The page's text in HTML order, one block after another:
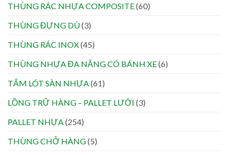
THÙNG RÁC NHỰA COMPOSITE(60)
THÙNG ĐỰNG DÙ(3)
THÙNG RÁC INOX(45)
THÙNG NHỰA ĐA NĂNG CÓ BÁNH XE(6)
TẤM LÓT SÀN NHỰA(61)
LỒNG TRỮ HÀNG – PALLET LƯỚI (3)
PALLET NHỰA(254)
THÙNG CHỞ HÀNG(5)